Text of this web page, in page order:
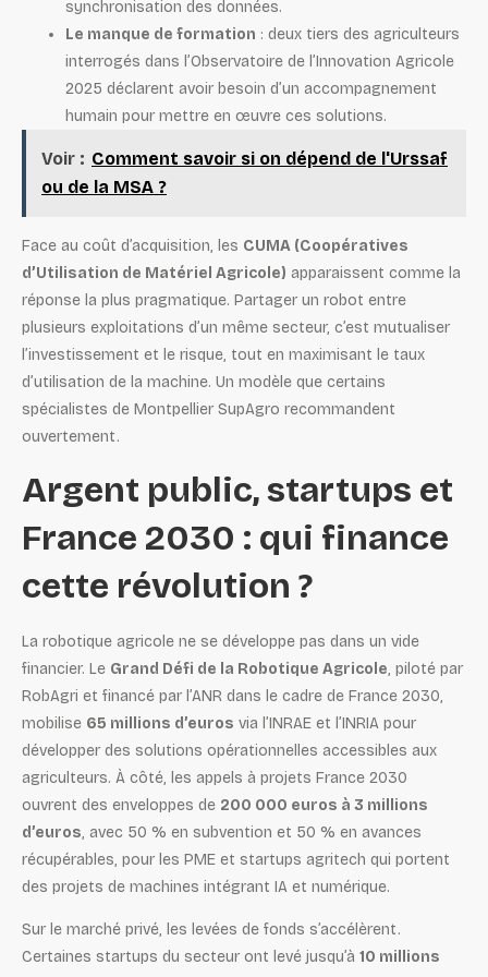
synchronisation des données.
Le manque de formation : deux tiers des agriculteurs
interrogés dans l’Observatoire de l’Innovation Agricole
2025 déclarent avoir besoin d’un accompagnement
humain pour mettre en œuvre ces solutions.
Voir : Comment savoir si on dépend de l'Urssaf
ou de la MSA ?
Face au coût d’acquisition, les CUMA (Coopératives
d’Utilisation de Matériel Agricole) apparaissent comme la
réponse la plus pragmatique. Partager un robot entre
plusieurs exploitations d’un même secteur, c’est mutualiser
l’investissement et le risque, tout en maximisant le taux
d’utilisation de la machine. Un modèle que certains
spécialistes de Montpellier SupAgro recommandent
ouvertement.
Argent public, startups et
France 2030 : qui finance
cette révolution ?
La robotique agricole ne se développe pas dans un vide
financier. Le Grand Défi de la Robotique Agricole, piloté par
RobAgri et financé par l’ANR dans le cadre de France 2030,
mobilise 65 millions d’euros via l’INRAE et l’INRIA pour
développer des solutions opérationnelles accessibles aux
agriculteurs. À côté, les appels à projets France 2030
ouvrent des enveloppes de 200 000 euros à 3 millions
d’euros, avec 50 % en subvention et 50 % en avances
récupérables, pour les PME et startups agritech qui portent
des projets de machines intégrant IA et numérique.
Sur le marché privé, les levées de fonds s’accélèrent.
Certaines startups du secteur ont levé jusqu’à 10 millions